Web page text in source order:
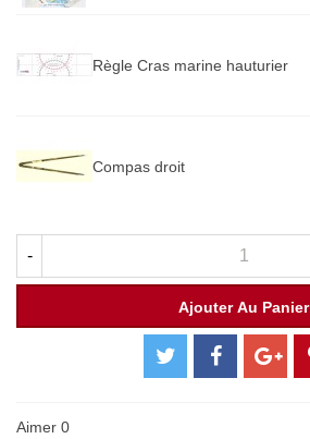
Règle Cras marine hauturier
Compas droit
-
Ajouter Au Panier
Aimer 0